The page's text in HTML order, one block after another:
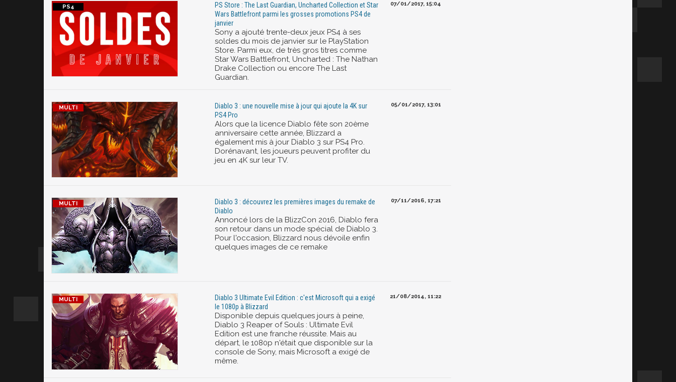
PS Store : The Last Guardian, Uncharted Collection et Star
Wars Battlefront parmi les grosses promotions PS4 de
janvier
Sony a ajouté trente-deux jeux PS4 à ses
soldes du mois de janvier sur le PlayStation
Store. Parmi eux, de très gros titres comme
Star Wars Battlefront, Uncharted : The Nathan
Drake Collection ou encore The Last
Guardian.
07/01/2017, 15:04
Diablo 3 : une nouvelle mise à jour qui ajoute la 4K sur
PS4 Pro
Alors que la licence Diablo fête son 20ème
anniversaire cette année, Blizzard a
également mis à jour Diablo 3 sur PS4 Pro.
Dorénavant, les joueurs peuvent profiter du
jeu en 4K sur leur TV.
05/01/2017, 13:01
Diablo 3 : découvrez les premières images du remake de
Diablo
Annoncé lors de la BlizzCon 2016, Diablo fera
son retour dans un mode spécial de Diablo 3.
Pour l'occasion, Blizzard nous dévoile enfin
quelques images de ce remake
07/11/2016, 17:21
Diablo 3 Ultimate Evil Edition : c'est Microsoft qui a exigé
le 1080p à Blizzard
Disponible depuis quelques jours à peine,
Diablo 3 Reaper of Souls : Ultimate Evil
Edition est une franche réussite. Mais au
départ, le 1080p n'était que disponible sur la
console de Sony, mais Microsoft a exigé de
même.
21/08/2014, 11:22